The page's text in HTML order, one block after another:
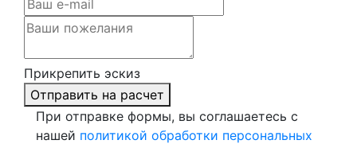
Прикрепить эскиз
Отправить на расчет
При отправке формы, вы соглашаетесь с
нашей политикой обработки персональных